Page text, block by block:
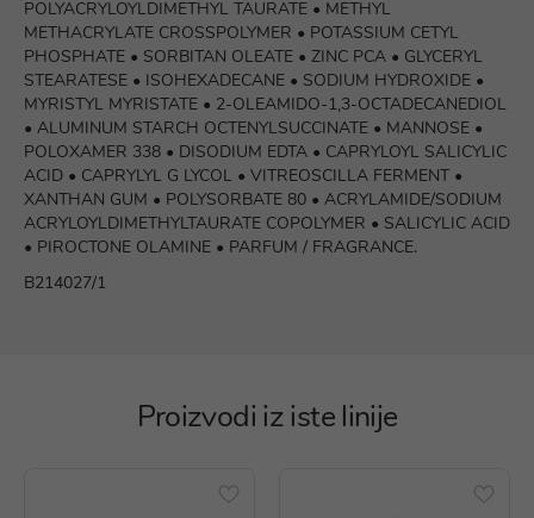
POLYACRYLOYLDIMETHYL TAURATE • METHYL
METHACRYLATE CROSSPOLYMER • POTASSIUM CETYL
PHOSPHATE • SORBITAN OLEATE • ZINC PCA • GLYCERYL
STEARATESE • ISOHEXADECANE • SODIUM HYDROXIDE •
MYRISTYL MYRISTATE • 2-OLEAMIDO-1,3-OCTADECANEDIOL
• ALUMINUM STARCH OCTENYLSUCCINATE • MANNOSE •
POLOXAMER 338 • DISODIUM EDTA • CAPRYLOYL SALICYLIC
ACID • CAPRYLYL G LYCOL • VITREOSCILLA FERMENT •
XANTHAN GUM • POLYSORBATE 80 • ACRYLAMIDE/SODIUM
ACRYLOYLDIMETHYLTAURATE COPOLYMER • SALICYLIC ACID
• PIROCTONE OLAMINE • PARFUM / FRAGRANCE.
B214027/1
Proizvodi iz iste linije